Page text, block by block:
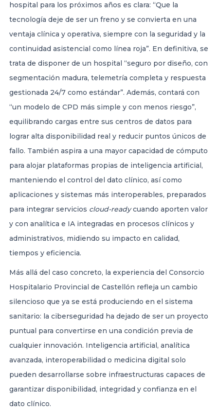
hospital para los próximos años es clara: “Que la
tecnología deje de ser un freno y se convierta en una
ventaja clínica y operativa, siempre con la seguridad y la
continuidad asistencial como línea roja”. En definitiva, se
trata de disponer de un hospital “seguro por diseño, con
segmentación madura, telemetría completa y respuesta
gestionada 24/7 como estándar”. Además, contará con
“un modelo de CPD más simple y con menos riesgo”,
equilibrando cargas entre sus centros de datos para
lograr alta disponibilidad real y reducir puntos únicos de
fallo. También aspira a una mayor capacidad de cómputo
para alojar plataformas propias de inteligencia artificial,
manteniendo el control del dato clínico, así como
aplicaciones y sistemas más interoperables, preparados
para integrar servicios cloud-readycuando aporten valor
y con analítica e IA integradas en procesos clínicos y
administrativos, midiendo su impacto en calidad,
tiempos y eficiencia.
Más allá del caso concreto, la experiencia del Consorcio
Hospitalario Provincial de Castellón refleja un cambio
silencioso que ya se está produciendo en el sistema
sanitario: la ciberseguridad ha dejado de ser un proyecto
puntual para convertirse en una condición previa de
cualquier innovación. Inteligencia artificial, analítica
avanzada, interoperabilidad o medicina digital solo
pueden desarrollarse sobre infraestructuras capaces de
garantizar disponibilidad, integridad y confianza en el
dato clínico.